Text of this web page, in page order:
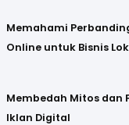
Memahami
Online untuk Bisnis
Membedah Mitos dan
Iklan Digital